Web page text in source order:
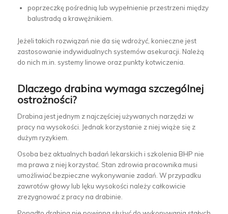
poprzeczkę pośrednią lub wypełnienie przestrzeni między
balustradą a krawężnikiem.
Jeżeli takich rozwiązań nie da się wdrożyć, konieczne jest
zastosowanie indywidualnych systemów asekuracji. Należą
do nich m.in. systemy linowe oraz punkty kotwiczenia.
Dlaczego drabina wymaga szczególnej
ostrożności?
Drabina jest jednym z najczęściej używanych narzędzi w
pracy na wysokości. Jednak korzystanie z niej wiąże się z
dużym ryzykiem.
Osoba bez aktualnych badań lekarskich i szkolenia BHP nie
ma prawa z niej korzystać. Stan zdrowia pracownika musi
umożliwiać bezpieczne wykonywanie zadań. W przypadku
zawrotów głowy lub lęku wysokości należy całkowicie
zrezygnować z pracy na drabinie.